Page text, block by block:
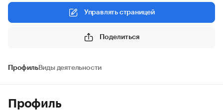
Управлять страницей
Поделиться
ПрофильВиды деятельности
Профиль